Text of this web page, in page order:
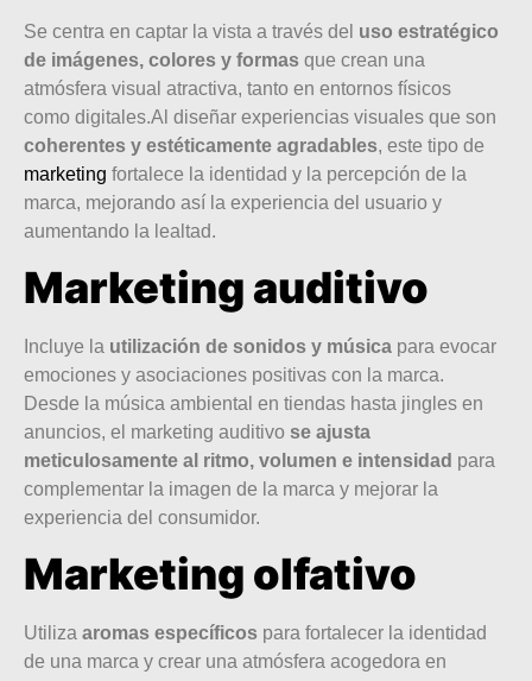
Se centra en captar la vista a través del uso estratégico
de imágenes, colores y formas que crean una
atmósfera visual atractiva, tanto en entornos físicos
como digitales.Al diseñar experiencias visuales que son
coherentes y estéticamente agradables, este tipo de
marketing fortalece la identidad y la percepción de la
marca, mejorando así la experiencia del usuario y
aumentando la lealtad.
Marketing auditivo
Incluye la utilización de sonidos y música para evocar
emociones y asociaciones positivas con la marca.
Desde la música ambiental en tiendas hasta jingles en
anuncios, el marketing auditivo se ajusta
meticulosamente al ritmo, volumen e intensidad para
complementar la imagen de la marca y mejorar la
experiencia del consumidor.
Marketing olfativo
Utiliza aromas específicos para fortalecer la identidad
de una marca y crear una atmósfera acogedora en